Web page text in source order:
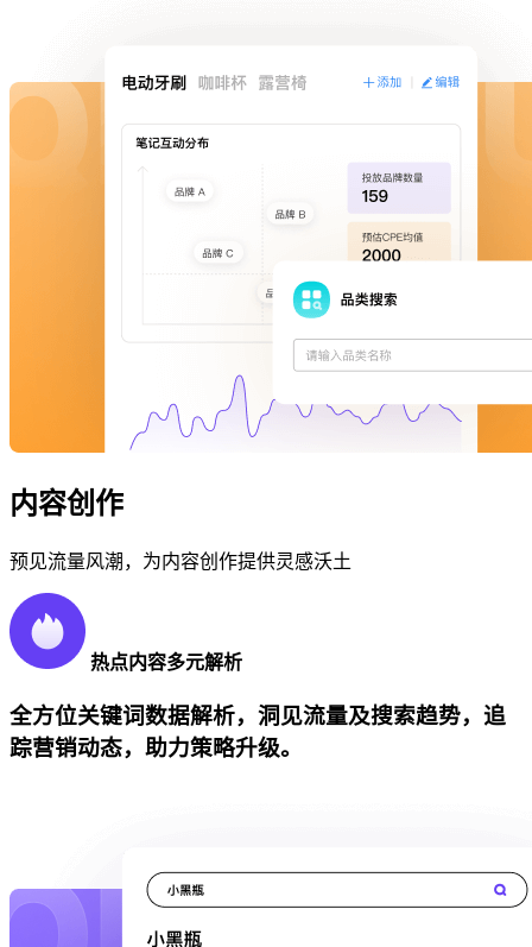
内容创作
预见流量风潮，为内容创作提供灵感沃土
热点内容多元解析
全方位关键词数据解析，洞见流量及搜索趋势，追
踪营销动态，助力策略升级。